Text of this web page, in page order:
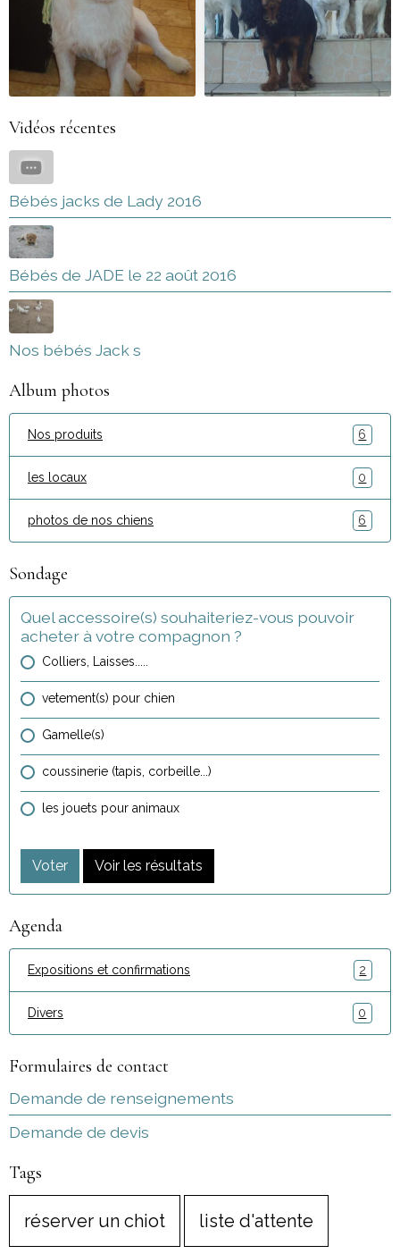
Vidéos récentes
Bébés jacks de Lady 2016
Bébés de JADE le 22 août 2016
Nos bébés Jack s
Album photos
Nos produits 6
les locaux 0
photos de nos chiens 6
Sondage
Quel accessoire(s) souhaiteriez-vous pouvoir
acheter à votre compagnon ?
Colliers, Laisses.....
vetement(s) pour chien
Gamelle(s)
coussinerie (tapis, corbeille...)
les jouets pour animaux
Voter Voir les résultats
Agenda
Expositions et confirmations 2
Divers 0
Formulaires de contact
Demande de renseignements
Demande de devis
Tags
réserver un chiot liste d'attente